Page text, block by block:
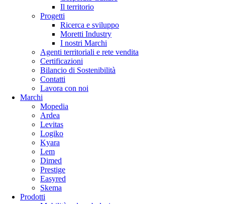
Il territorio
Progetti
Ricerca e sviluppo
Moretti Industry
I nostri Marchi
Agenti territoriali e rete vendita
Certificazioni
Bilancio di Sostenibilità
Contatti
Lavora con noi
Marchi
Mopedia
Ardea
Levitas
Logiko
Kyara
Lem
Dimed
Prestige
Easyred
Skema
Prodotti